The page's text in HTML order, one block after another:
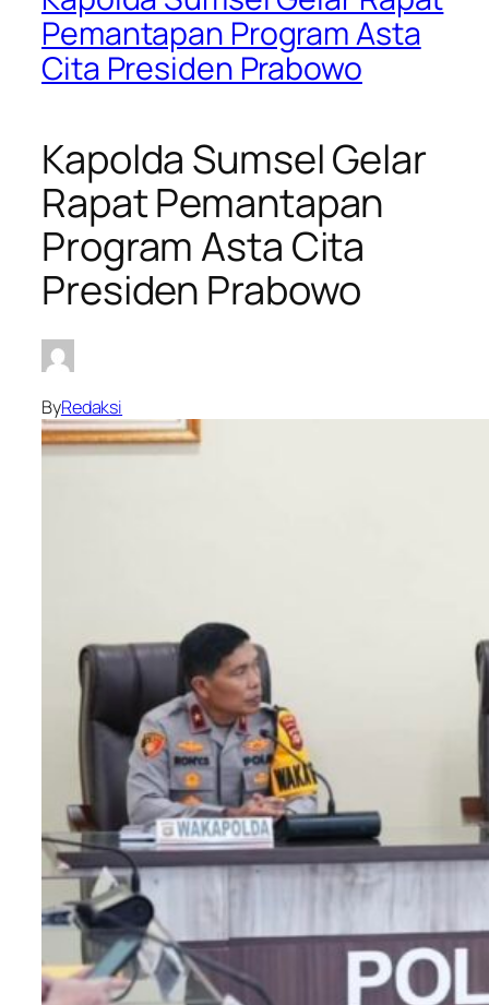
Pemantapan Program Asta
Cita Presiden Prabowo
Kapolda Sumsel Gelar
Rapat Pemantapan
Program Asta Cita
Presiden Prabowo
ByRedaksi